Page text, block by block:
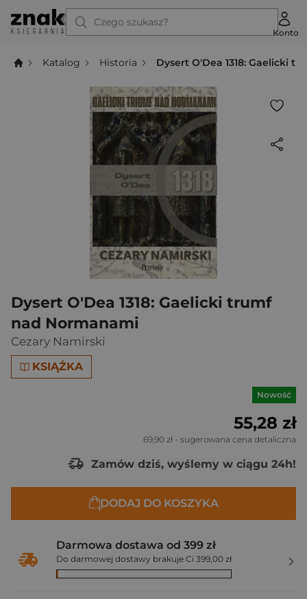
Czego szukasz?
Konto
Katalog Historia Dysert O'Dea 1318: Gaelicki
Dysert O'Dea 1318: Gaelicki trumf
nad Normanami
Cezary Namirski
KSIĄŻKA
Nowość
55,28 zł
69,90 zł - sugerowana cena detaliczna
Zamów dziś, wyślemy w ciągu 24h!
DODAJ DO KOSZYKA
Darmowa dostawa od 399 zł
Do darmowej dostawy brakuje Ci 399,00 zł